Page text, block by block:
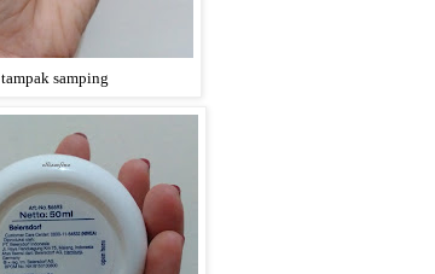
tampak samping